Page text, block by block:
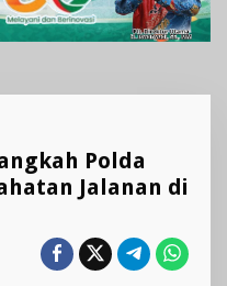
Polda
Jalanan di